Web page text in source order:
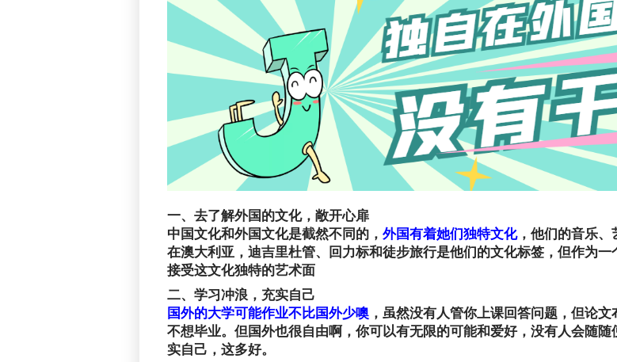
一、去了解外国的文化，敞开心扉
中国文化和外国文化是截然不同的， 外国有着她们独特文化，他们的音乐、
在澳大利亚，迪吉里杜管、回力标和徒步旅行是他们的文化标签，但作为
接受这文化独特的艺术面
二、学习冲浪，充实自己
国外的大学可能作业不比国外少噢 ，虽然没有人管你上课回答问题，但论
不想毕业。但国外也很自由啊，你可以有无限的可能和爱好，没有人会随
实自己，这多好。